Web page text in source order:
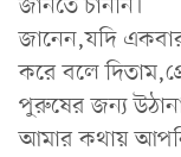
জানতে চাননি।
জানেন,যদি
করে বলে
পুরুষের জন্য
আমার কথায়